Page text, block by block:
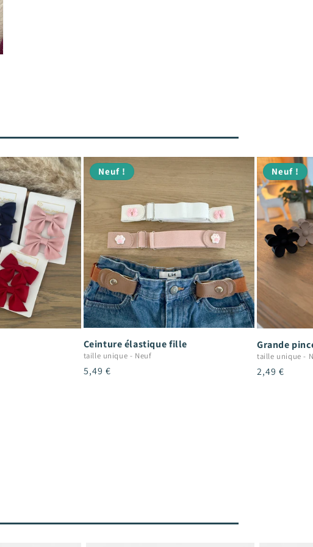
Neuf !
Ceinture élastique fille
taille unique - Neuf
Prix
5,49 €
Neuf !
Grande
taille unique -
Prix
2,49 €